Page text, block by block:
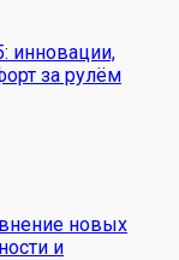
инновации,
за рулём
новых
и